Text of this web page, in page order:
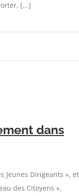
[...]
dans
Jeunes Dirigeants », et
des Citoyens »,